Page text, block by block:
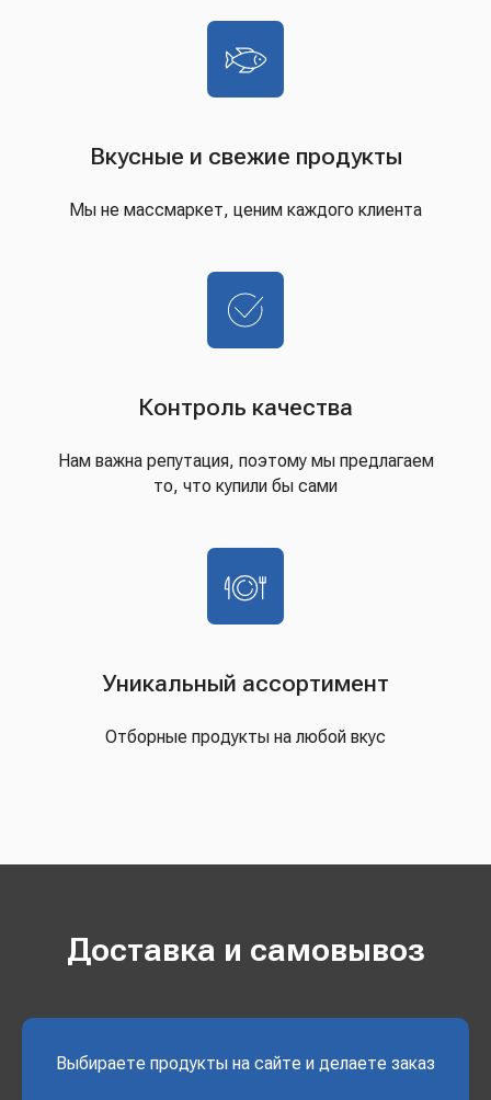
Вкусные и свежие продукты
Мы не массмаркет, ценим каждого клиента
Контроль качества
Нам важна репутация, поэтому мы предлагаем
то, что купили бы сами
Уникальный ассортимент
Отборные продукты на любой вкус
Доставка и самовывоз
Выбираете продукты на сайте и делаете заказ